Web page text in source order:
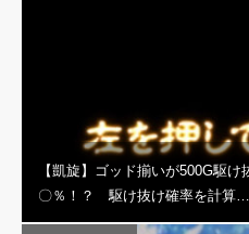
【凱旋】ゴッド揃いが500G駆
〇％！？ 駆け抜け確率を計算…